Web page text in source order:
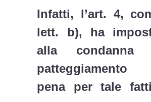
Infatti, l’art. 4,
lett. b), ha
alla
pena per tale